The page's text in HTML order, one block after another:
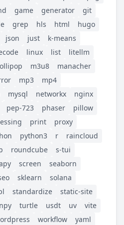
game generator
git
grep hls html
hugo
json just
k-means
linux list
litellm
m3u8
manacher
mp3
mp4
mysql networkx
nginx
pep-723 phaser
pillow
print
proxy
python3 r
raincloud
roundcube
s-tui
screen
seaborn
sklearn
solana
standardize
static-site
turtle usdt uv
vite
workflow
yaml